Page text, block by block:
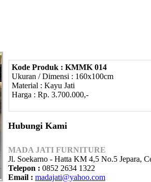
Kode Produk : KMMK 014
Ukuran / Dimensi : 160x100cm
Material : Kayu Jati
Harga : Rp. 3.700.000,-
Hubungi Kami
MADA JATI FURNITURE
Jl. Soekarno - Hatta KM 4,5 No.5 Jepara,
Telepon : 0852 2634 1322
Email : madajati@yahoo.com